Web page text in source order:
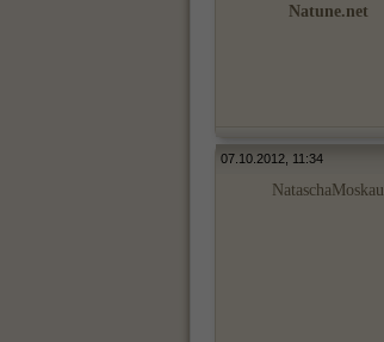
Natune.net
07.10.2012, 11:34
NataschaMoskau